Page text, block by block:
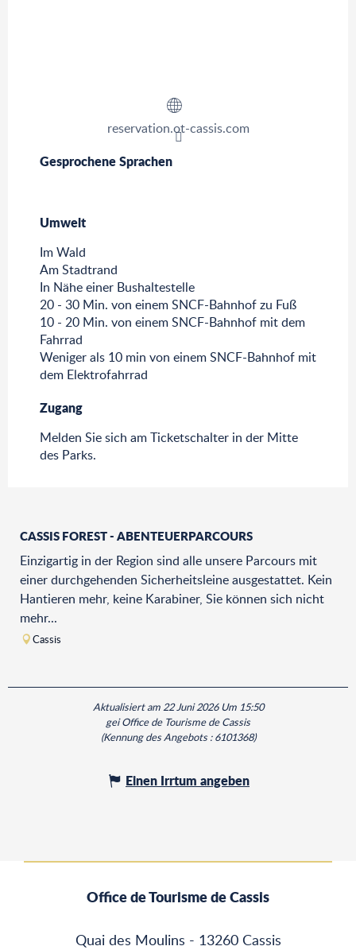
reservation.ot-cassis.com
Gesprochene Sprachen
Gesprochene Sprachen
Umwelt
Umwelt
Im Wald
Am Stadtrand
In Nähe einer Bushaltestelle
20 - 30 Min. von einem SNCF-Bahnhof zu Fuß
10 - 20 Min. von einem SNCF-Bahnhof mit dem
Fahrrad
Weniger als 10 min von einem SNCF-Bahnhof mit
dem Elektrofahrrad
Zugang
Zugang
Melden Sie sich am Ticketschalter in der Mitte
des Parks.
CASSIS FOREST - ABENTEUERPARCOURS
Einzigartig in der Region sind alle unsere Parcours mit
einer durchgehenden Sicherheitsleine ausgestattet. Kein
Hantieren mehr, keine Karabiner, Sie können sich nicht
mehr...
Cassis
Aktualisiert am 22 Juni 2026 Um 15:50
gei Office de Tourisme de Cassis
(Kennung des Angebots :6101368)
Einen Irrtum angeben
Office de Tourisme de Cassis
Quai des Moulins - 13260 Cassis